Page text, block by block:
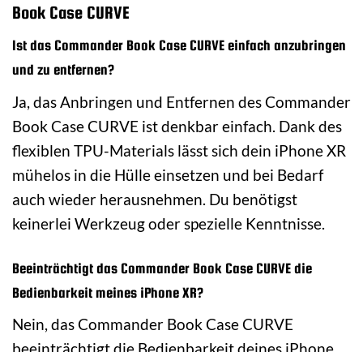
Book Case CURVE
Ist das Commander Book Case CURVE einfach anzubringen
und zu entfernen?
Ja, das Anbringen und Entfernen des Commander
Book Case CURVE ist denkbar einfach. Dank des
flexiblen TPU-Materials lässt sich dein iPhone XR
mühelos in die Hülle einsetzen und bei Bedarf
auch wieder herausnehmen. Du benötigst
keinerlei Werkzeug oder spezielle Kenntnisse.
Beeinträchtigt das Commander Book Case CURVE die
Bedienbarkeit meines iPhone XR?
Nein, das Commander Book Case CURVE